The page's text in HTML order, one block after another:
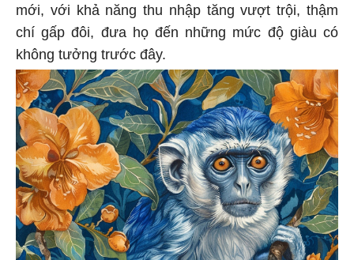
mới, với khả năng thu nhập tăng vượt trội, thậm
chí gấp đôi, đưa họ đến những mức độ giàu có
không tưởng trước đây.